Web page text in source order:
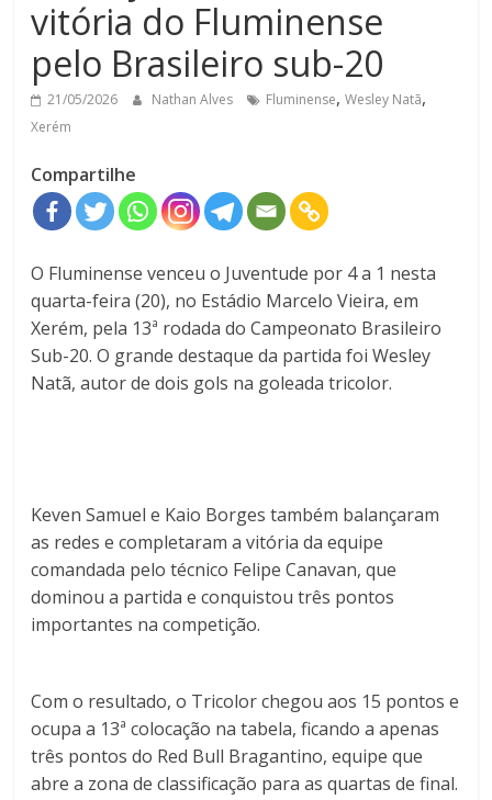
vitória do Fluminense
pelo Brasileiro sub-20
21/05/2026 Nathan Alves Fluminense,Wesley Natã,
Xerém
Compartilhe
O Fluminense venceu o Juventude por 4 a 1 nesta
quarta-feira (20), no Estádio Marcelo Vieira, em
Xerém, pela 13ª rodada do Campeonato Brasileiro
Sub-20. O grande destaque da partida foi Wesley
Natã, autor de dois gols na goleada tricolor.
Keven Samuel e Kaio Borges também balançaram
as redes e completaram a vitória da equipe
comandada pelo técnico Felipe Canavan, que
dominou a partida e conquistou três pontos
importantes na competição.
Com o resultado, o Tricolor chegou aos 15 pontos e
ocupa a 13ª colocação na tabela, ficando a apenas
três pontos do Red Bull Bragantino, equipe que
abre a zona de classificação para as quartas de final.